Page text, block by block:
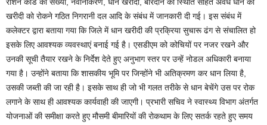
खरीदी को रोकने गठित निगरानी दल आदि के संबंध में जानकारी दी गई। इस संबंध में
कलेक्टर द्वारा बताया गया कि जिले में धान खरीदी की प्रक्रिया सुचारू ढंग से संचालित हो
इसके लिए आवश्यक व्यवस्थाएं बनाई गई है। एसडीएम को कोचियों पर नजर रखने और
उनकी सूची तैयार रखने के निर्देश देते हुए अनुभाग स्तर पर उन्हें नोडल अधिकारी बनाया
गया है। उन्होंने बताया कि शासकीय भूमि पर जिन्होंने भी अतिक्रमण कर धान लिया है,
उसकी जब्ती की जा रही है। इसके साथ ही जो भी गलत तरीके से धान बेचेंगे उस पर रोक
लगाने के साथ ही आवश्यक कार्यवाही की जाएगी। प्रभारी सचिव ने स्वास्थ्य विभाग अंतर्गत
योजनाओं की समीक्षा करते हुए मौसमी बीमारियों की रोकथाम के लिए सतर्क रहते हुए समय